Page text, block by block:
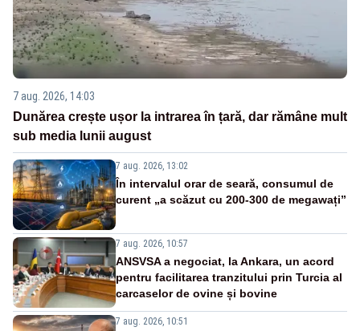
7 aug. 2026, 14:03
Dunărea crește ușor la intrarea în țară, dar rămâne mult
sub media lunii august
7 aug. 2026, 13:02
În intervalul orar de seară, consumul de
curent „a scăzut cu 200-300 de megawați”
7 aug. 2026, 10:57
ANSVSA a negociat, la Ankara, un acord
pentru facilitarea tranzitului prin Turcia al
carcaselor de ovine și bovine
7 aug. 2026, 10:51